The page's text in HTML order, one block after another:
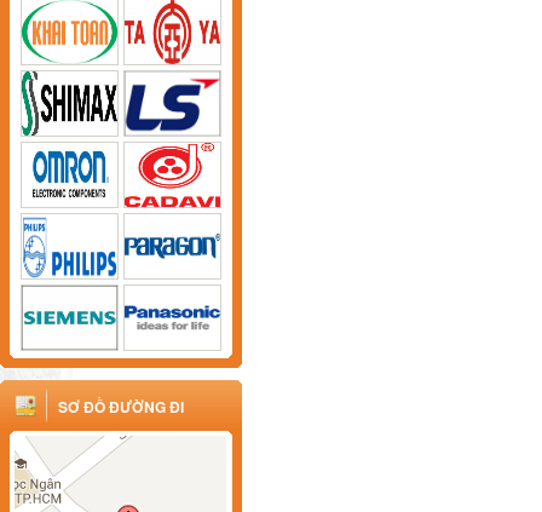
SƠ ĐỒ ĐƯỜNG ĐI